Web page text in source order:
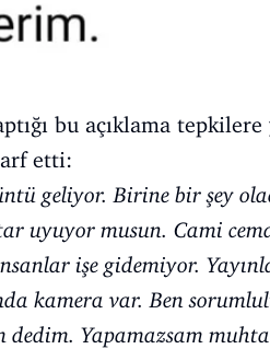
bu açıklama
etti:
geliyor. Birine bir şey
uyuyor musun. Cami
işe gidemiyor.
kamera var. Ben
dedim. Yapamazsam